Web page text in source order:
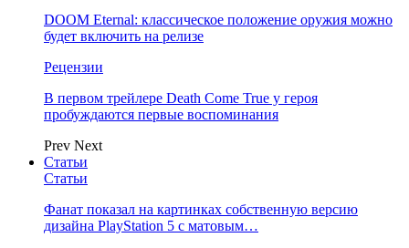
DOOM Eternal: классическое положение оружия можно
будет включить на релизе
Рецензии
В первом трейлере Death Come True у героя
пробуждаются первые воспоминания
Prev Next
Статьи
Статьи
Фанат показал на картинках собственную версию
дизайна PlayStation 5 с матовым…